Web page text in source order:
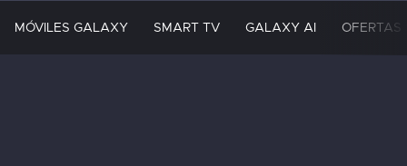
MÓVILES GALAXY SMART TV GALAXY AI OFERTAS